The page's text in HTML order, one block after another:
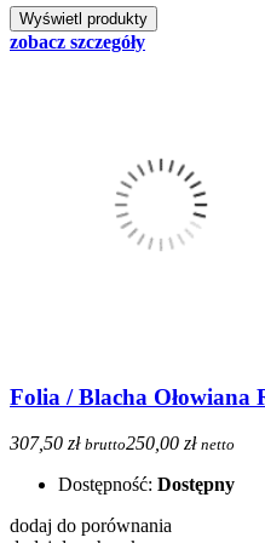
zobacz szczegóły
Folia / Blacha Ołowiana
307,50 zł brutto250,00 zł netto
Dostępność: Dostępny
dodaj do porównania